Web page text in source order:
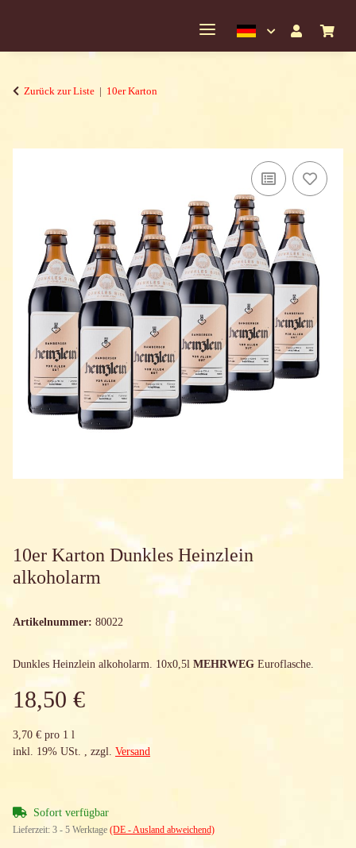
Zurück zur Liste 10er Karton
10er Karton Dunkles Heinzlein
alkoholarm
Artikelnummer: 80022
Dunkles Heinzlein alkoholarm. 10x0,5l MEHRWEG Euroflasche.
18,50 €
3,70 € pro 1 l
inkl. 19% USt. , zzgl. Versand
Sofort verfügbar
Lieferzeit: 3 - 5 Werktage (DE - Ausland abweichend)